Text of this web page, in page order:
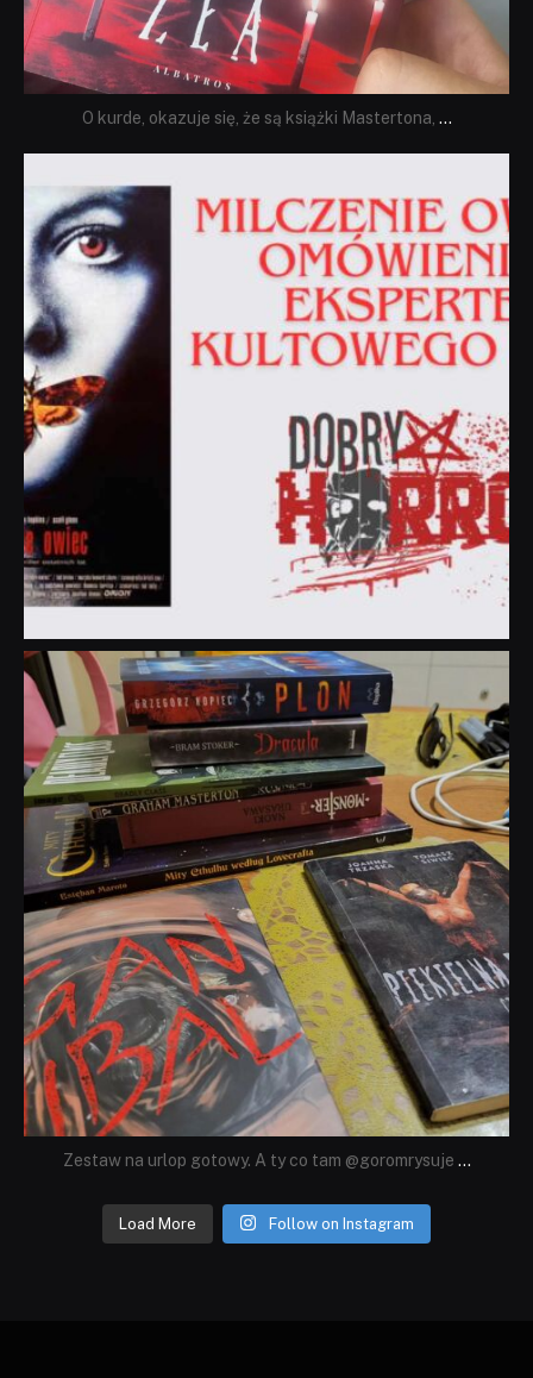
O kurde, okazuje się, że są książki Mastertona, ...
dobryhorror
Lip 31
Zestaw na urlop gotowy. A ty co tam @goromrysuje ...
Load More Follow on Instagram